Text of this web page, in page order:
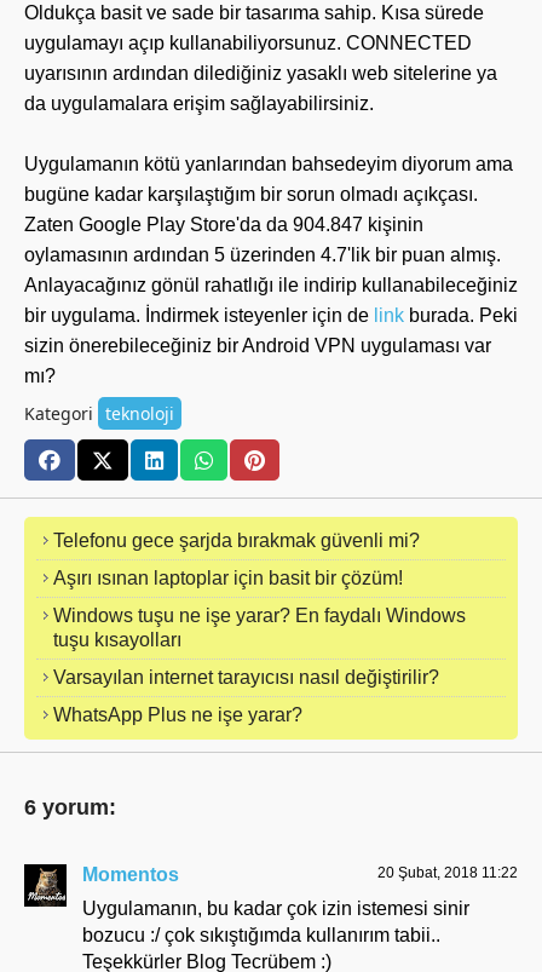
Oldukça basit ve sade bir tasarıma sahip. Kısa sürede
uygulamayı açıp kullanabiliyorsunuz. CONNECTED
uyarısının ardından dilediğiniz yasaklı web sitelerine ya
da uygulamalara erişim sağlayabilirsiniz.
Uygulamanın kötü yanlarından bahsedeyim diyorum ama
bugüne kadar karşılaştığım bir sorun olmadı açıkçası.
Zaten Google Play Store'da da 904.847 kişinin
oylamasının ardından 5 üzerinden 4.7'lik bir puan almış.
Anlayacağınız gönül rahatlığı ile indirip kullanabileceğiniz
bir uygulama. İndirmek isteyenler için de link burada. Peki
sizin önerebileceğiniz bir Android VPN uygulaması var
mı?
Kategori teknoloji
Telefonu gece şarjda bırakmak güvenli mi?
Aşırı ısınan laptoplar için basit bir çözüm!
Windows tuşu ne işe yarar? En faydalı Windows
tuşu kısayolları
Varsayılan internet tarayıcısı nasıl değiştirilir?
WhatsApp Plus ne işe yarar?
6 yorum:
Momentos 20 Şubat, 2018 11:22
Uygulamanın, bu kadar çok izin istemesi sinir
bozucu :/ çok sıkıştığımda kullanırım tabii..
Teşekkürler Blog Tecrübem :)